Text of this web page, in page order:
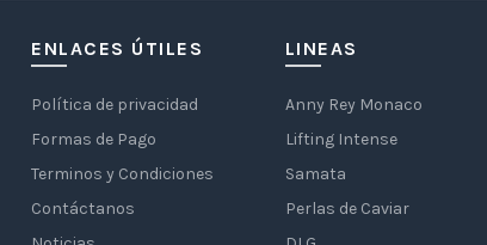
ENLACES ÚTILES
Política de privacidad
Formas de Pago
Terminos y Condiciones
Contáctanos
LINEAS
Anny Rey Monaco
Lifting Intense
Samata
Perlas de Caviar